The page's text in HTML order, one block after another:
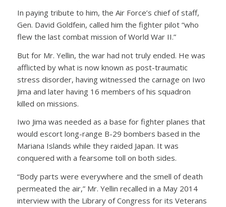
In paying tribute to him, the Air Force’s chief of staff,
Gen. David Goldfein, called him the fighter pilot “who
flew the last combat mission of World War II.”
But for Mr. Yellin, the war had not truly ended. He was
afflicted by what is now known as post-traumatic
stress disorder, having witnessed the carnage on Iwo
Jima and later having 16 members of his squadron
killed on missions.
Iwo Jima was needed as a base for fighter planes that
would escort long-range B-29 bombers based in the
Mariana Islands while they raided Japan. It was
conquered with a fearsome toll on both sides.
“Body parts were everywhere and the smell of death
permeated the air,” Mr. Yellin recalled in a May 2014
interview with the Library of Congress for its Veterans